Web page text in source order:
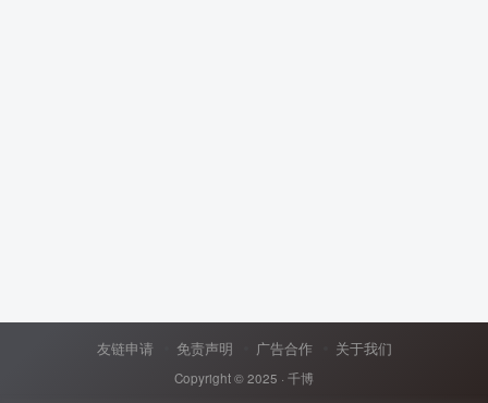
友链申请 免责声明 广告合作 关于我们
Copyright © 2025 · 千博